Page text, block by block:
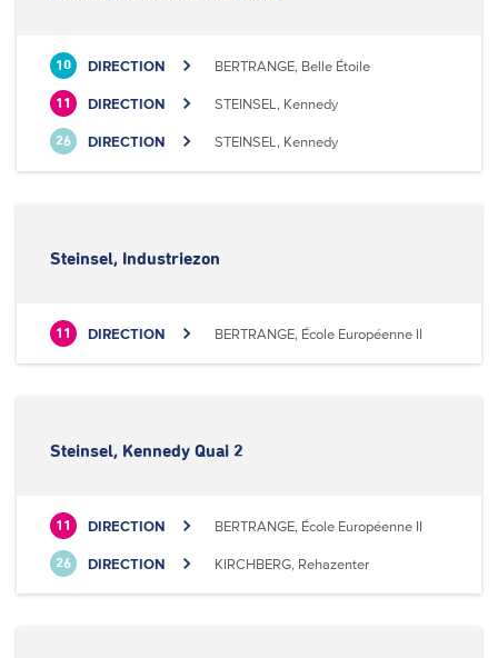
10 DIRECTION BERTRANGE, Belle Étoile
11 DIRECTION STEINSEL, Kennedy
26 DIRECTION STEINSEL, Kennedy
Steinsel, Industriezon
11 DIRECTION BERTRANGE, École Européenne II
Steinsel, Kennedy Quai 2
11 DIRECTION BERTRANGE, École Européenne II
26 DIRECTION KIRCHBERG, Rehazenter